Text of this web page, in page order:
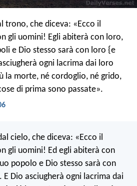
trono, che diceva: «Ecco il
gli uomini! Egli abiterà con loro,
e Dio stesso sarà con loro {e
ogni lacrima dai loro
la morte, né cordoglio, né grido,
di prima sono passate».
cielo, che diceva: «Ecco il
gli uomini! Ed egli abiterà con
popolo e Dio stesso sarà con
Dio asciugherà ogni lacrima dai